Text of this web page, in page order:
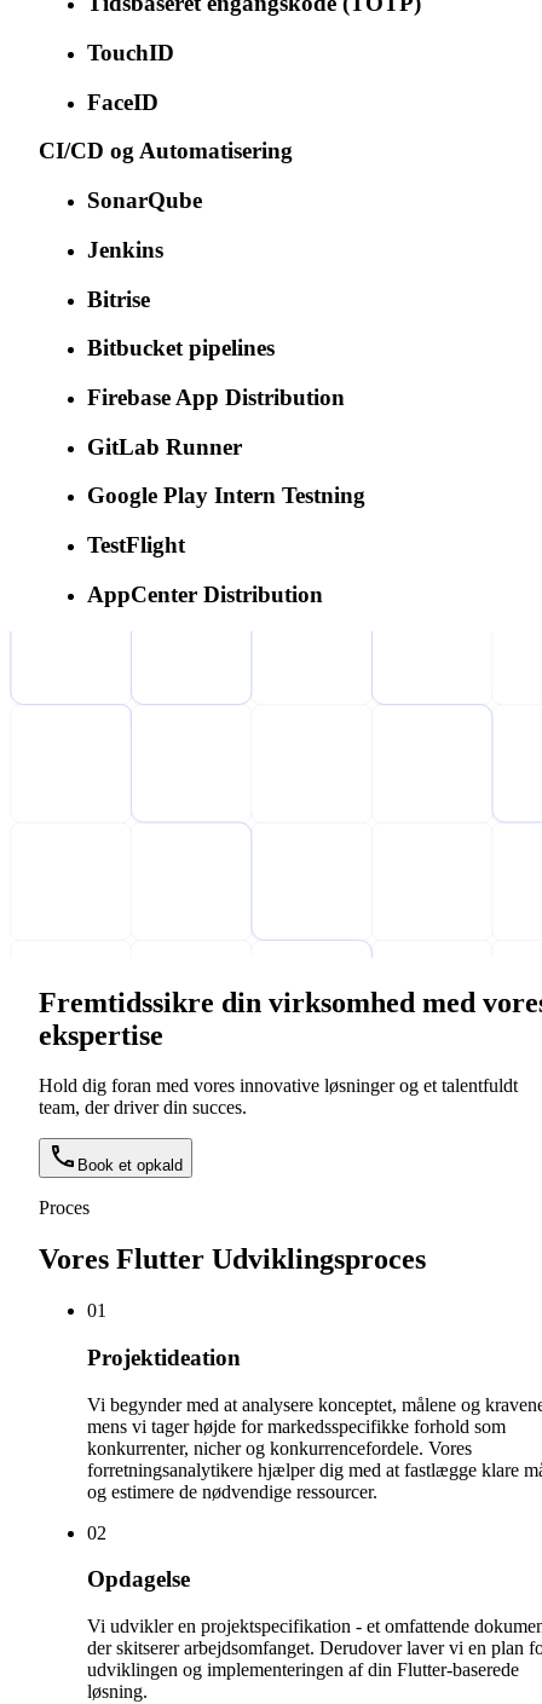
TouchID
FaceID
CI/CD og Automatisering
SonarQube
Jenkins
Bitrise
Bitbucket pipelines
Firebase App Distribution
GitLab Runner
Google Play Intern Testning
TestFlight
AppCenter Distribution
Fremtidssikre din virksomhed med
ekspertise
Hold dig foran med vores innovative løsninger og et talentfuldt
team, der driver din succes.
Book et opkald
Proces
Vores Flutter Udviklingsproces
01
Projektideation
Vi begynder med at analysere konceptet, målene og
mens vi tager højde for markedsspecifikke forhold som
konkurrenter, nicher og konkurrencefordele. Vores
forretningsanalytikere hjælper dig med at fastlægge klare
og estimere de nødvendige ressourcer.
02
Opdagelse
Vi udvikler en projektspecifikation - et omfattende
der skitserer arbejdsomfanget. Derudover laver vi en plan
udviklingen og implementeringen af din Flutter-baserede
løsning.